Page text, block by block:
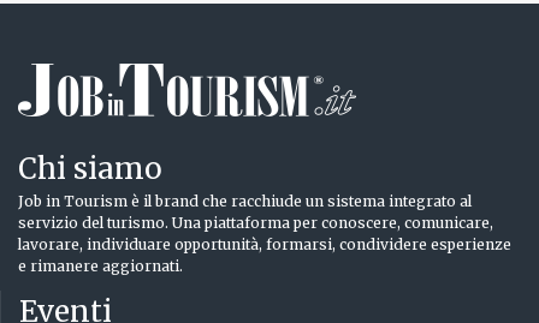
Chi siamo
Job in Tourism è il brand che racchiude un sistema integrato al
servizio del turismo. Una piattaforma per conoscere, comunicare,
lavorare, individuare opportunità, formarsi, condividere esperienze
e rimanere aggiornati.
Eventi